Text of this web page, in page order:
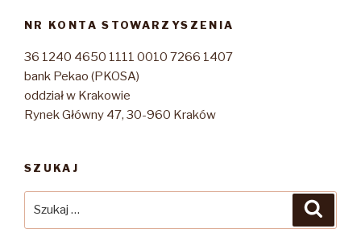
NR KONTA STOWARZYSZENIA
36 1240 4650 1111 0010 7266 1407
bank Pekao (PKOSA)
oddział w Krakowie
Rynek Główny 47, 30-960 Kraków
SZUKAJ